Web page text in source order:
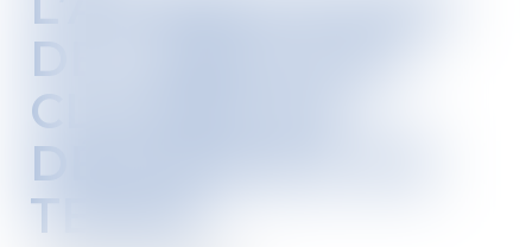
DE L’ABUS DES
CLAUSES DE
DÉCHÉANCE DE
TERME